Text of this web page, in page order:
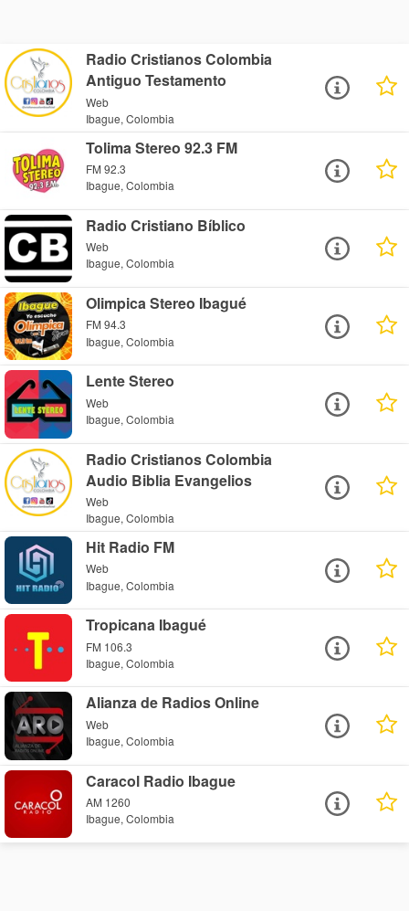
Radio Cristianos Colombia
Antiguo Testamento
Web
Ibague, Colombia
Tolima Stereo 92.3 FM
FM 92.3
Ibague, Colombia
Radio Cristiano Bíblico
Web
Ibague, Colombia
Olimpica Stereo Ibagué
FM 94.3
Ibague, Colombia
Lente Stereo
Web
Ibague, Colombia
Radio Cristianos Colombia
Audio Biblia Evangelios
Web
Ibague, Colombia
Hit Radio FM
Web
Ibague, Colombia
Tropicana Ibagué
FM 106.3
Ibague, Colombia
Alianza de Radios Online
Web
Ibague, Colombia
Caracol Radio Ibague
AM 1260
Ibague, Colombia